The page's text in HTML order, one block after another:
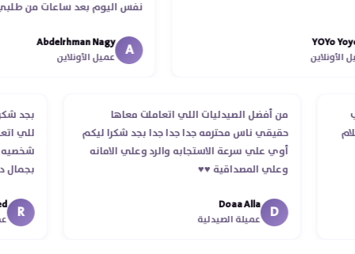
نفس اليوم بعد ساعات من طلبي و
انتهاء موعد عمله ..فضل يتابع
استلمت ..شكرا جزيلا ليكم
A
Abdelrhman Nagy
عميل الأونلاين
من أفضل الصيدليات اللي اتعاملت معاها
حقيقي ناس محترمه جدا جدا جدا بجد شكرا ليكم
أوي علي سرعة الاستجابه والرد وعلي الامانه
وعلي المصداقية ♥️♥️‏
D
Doaa Alla
عميلة الصيدلية
R